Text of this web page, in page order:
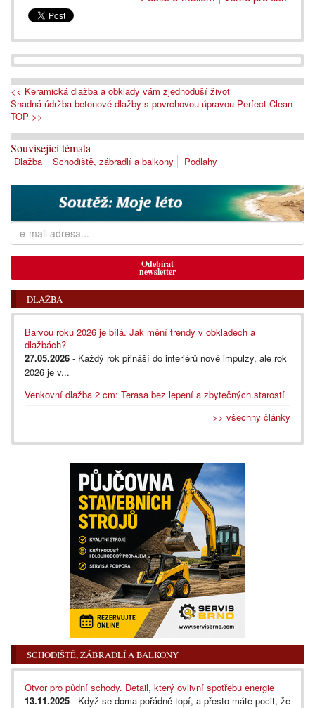
<< Keramická dlažba a obklady vám zjednoduší život
Snadná údržba betonové dlažby s povrchovou úpravou Perfect Clean
TOP >>
Související témata
Dlažba Schodiště, zábradlí a balkony Podlahy
Odebírat
newsletter
DLAŽBA
Barvou roku 2026 je bílá. Jak mění trendy v obkladech a
dlažbách?
27.05.2026 - Každý rok přináší do interiérů nové impulzy, ale rok
2026 je v...
Venkovní dlažba 2 cm: Terasa bez lepení a zbytečných starostí
>> všechny články
SCHODIŠTĚ, ZÁBRADLÍ A BALKONY
Otvor pro půdní schody. Detail, který ovlivní spotřebu energie
13.11.2025 - Když se doma pořádně topí, a přesto máte pocit, že